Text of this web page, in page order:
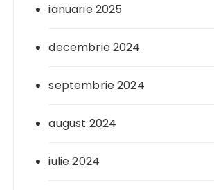
ianuarie 2025
decembrie 2024
septembrie 2024
august 2024
iulie 2024